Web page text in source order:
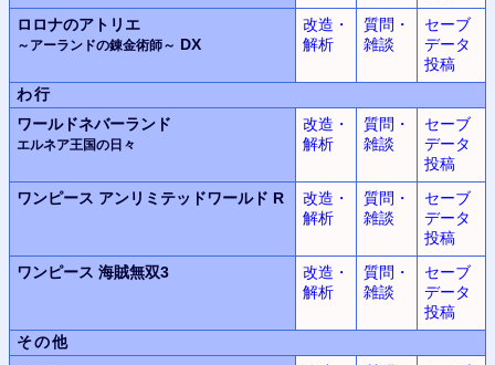
ロロナのアトリエ
～アーランドの錬金術師～ DX
改造・
解析
質問・
雑談
セーブ
データ
投稿
わ行
ワールドネバーランド
エルネア王国の日々
改造・
解析
質問・
雑談
セーブ
データ
投稿
ワンピース アンリミテッドワールド R
改造・
解析
質問・
雑談
セーブ
データ
投稿
ワンピース 海賊無双3
改造・
解析
質問・
雑談
セーブ
データ
投稿
その他